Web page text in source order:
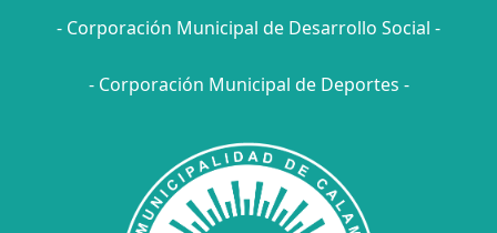
- Corporación Municipal de Desarrollo Social -
- Corporación Municipal de Deportes -